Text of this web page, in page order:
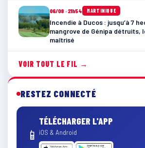
06/08 · 21h54 MARTINIQUE
Incendie à Ducos : jusqu’à 7
mangrove de Génipa détruits,
maîtrisé
VOIR TOUT LE FIL →
RESTEZ CONNECTÉ
📱
TÉLÉCHARGER L'APP
iOS & Android